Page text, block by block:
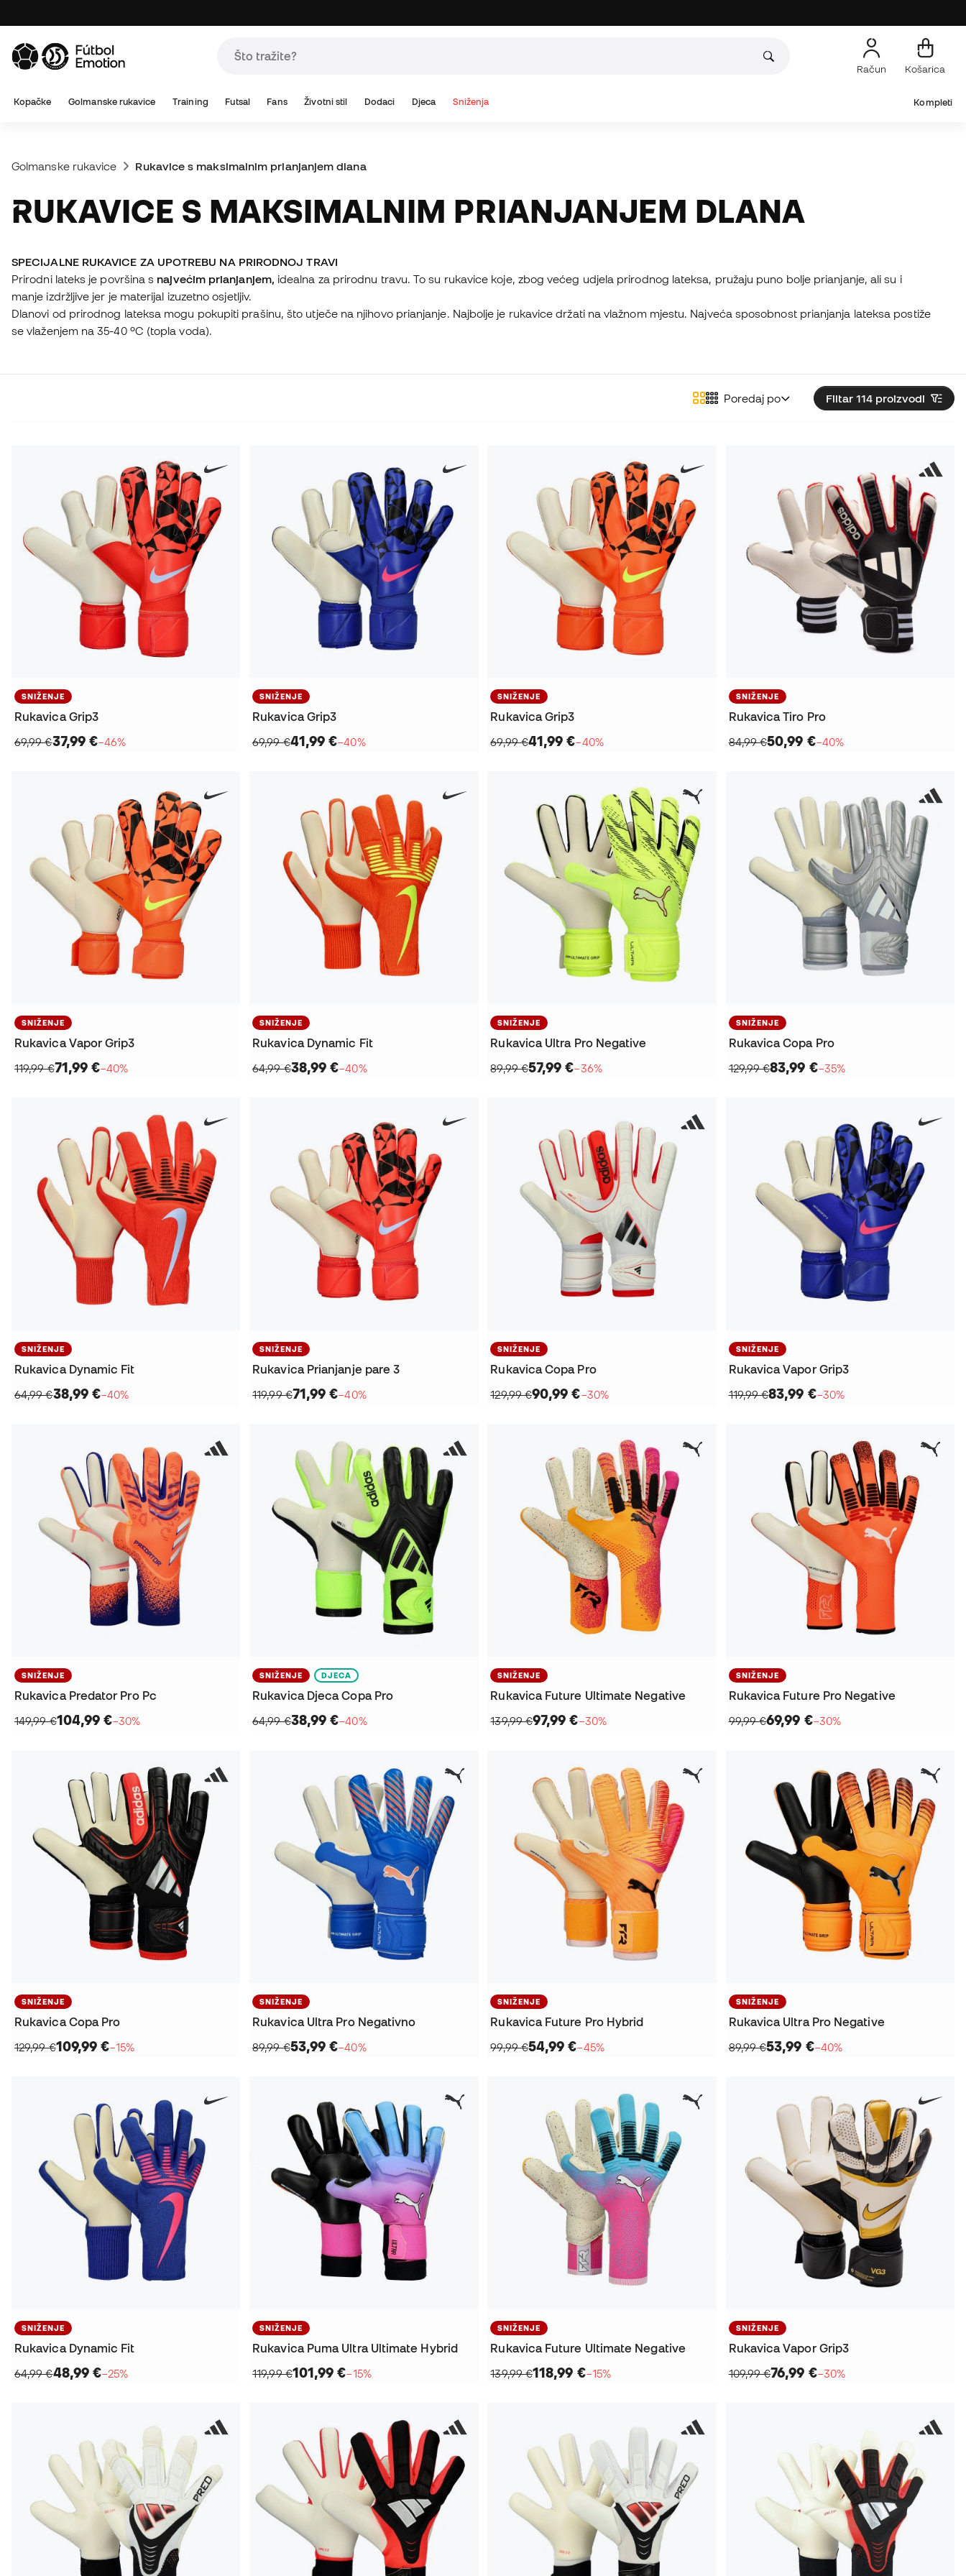
Račun Košarica
Kopačke Golmanske rukavice Training Futsal Fans Životni stil Dodaci Djeca Sniženja Kompleti
Golmanske rukavice Rukavice s maksimalnim prianjanjem dlana
RUKAVICE S MAKSIMALNIM PRIANJANJEM DLANA
SPECIJALNE RUKAVICE ZA UPOTREBU NA PRIRODNOJ TRAVI
Prirodni lateks je površina s najvećim prianjanjem, idealna za prirodnu travu. To su rukavice koje, zbog većeg udjela prirodnog lateksa, pružaju puno bolje prianjanje, ali su i
manje izdržljive jer je materijal izuzetno osjetljiv.
Dlanovi od prirodnog lateksa mogu pokupiti prašinu, što utječe na njihovo prianjanje. Najbolje je rukavice držati na vlažnom mjestu. Najveća sposobnost prianjanja lateksa postiže
se vlaženjem na 35-40 ºC (topla voda).
Filtar 114 proizvodi
Poredaj po
SNIŽENJE
Rukavica Grip3
69,99 €37,99 €−46%
SNIŽENJE
Rukavica Grip3
69,99 €41,99 €−40%
SNIŽENJE
Rukavica Grip3
69,99 €41,99 €−40%
SNIŽENJE
Rukavica Tiro Pro
84,99 €50,99 €−40%
SNIŽENJE
Rukavica Vapor Grip3
119,99 €71,99 €−40%
SNIŽENJE
Rukavica Dynamic Fit
64,99 €38,99 €−40%
SNIŽENJE
Rukavica Ultra Pro Negative
89,99 €57,99 €−36%
SNIŽENJE
Rukavica Copa Pro
129,99 €83,99 €−35%
SNIŽENJE
Rukavica Dynamic Fit
64,99 €38,99 €−40%
SNIŽENJE
Rukavica Prianjanje pare 3
119,99 €71,99 €−40%
SNIŽENJE
Rukavica Copa Pro
129,99 €90,99 €−30%
SNIŽENJE
Rukavica Vapor Grip3
119,99 €83,99 €−30%
SNIŽENJE
Rukavica Predator Pro Pc
149,99 €104,99 €−30%
SNIŽENJE DJECA
Rukavica Djeca Copa Pro
64,99 €38,99 €−40%
SNIŽENJE
Rukavica Future Ultimate Negative
139,99 €97,99 €−30%
SNIŽENJE
Rukavica Future Pro Negative
99,99 €69,99 €−30%
SNIŽENJE
Rukavica Copa Pro
129,99 €109,99 €−15%
SNIŽENJE
Rukavica Ultra Pro Negativno
89,99 €53,99 €−40%
SNIŽENJE
Rukavica Future Pro Hybrid
99,99 €54,99 €−45%
SNIŽENJE
Rukavica Ultra Pro Negative
89,99 €53,99 €−40%
SNIŽENJE
Rukavica Dynamic Fit
64,99 €48,99 €−25%
SNIŽENJE
Rukavica Puma Ultra Ultimate Hybrid
119,99 €101,99 €−15%
SNIŽENJE
Rukavica Future Ultimate Negative
139,99 €118,99 €−15%
SNIŽENJE
Rukavica Vapor Grip3
109,99 €76,99 €−30%